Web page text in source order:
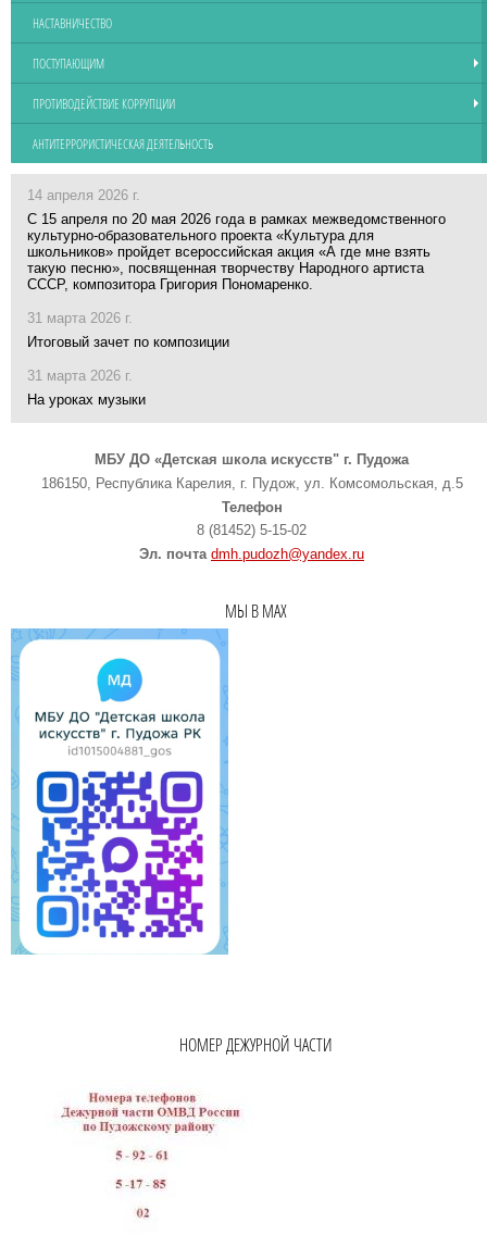
НАСТАВНИЧЕСТВО
ПОСТУПАЮЩИМ
ПРОТИВОДЕЙСТВИЕ КОРРУПЦИИ
АНТИТЕРРОРИСТИЧЕСКАЯ ДЕЯТЕЛЬНОСТЬ
14 апреля 2026 г.
С 15 апреля по 20 мая 2026 года в рамках межведомственного
культурно-образовательного проекта «Культура для
школьников» пройдет всероссийская акция «А где мне взять
такую песню», посвященная творчеству Народного артиста
СССР, композитора Григория Пономаренко.
31 марта 2026 г.
Итоговый зачет по композиции
31 марта 2026 г.
На уроках музыки
МБУ ДО «Детская школа искусств" г. Пудожа
186150, Республика Карелия, г. Пудож, ул. Комсомольская, д.5
Телефон
8 (81452) 5-15-02
Эл. почта dmh.pudozh@yandex.ru
МЫ В MAX
НОМЕР ДЕЖУРНОЙ ЧАСТИ